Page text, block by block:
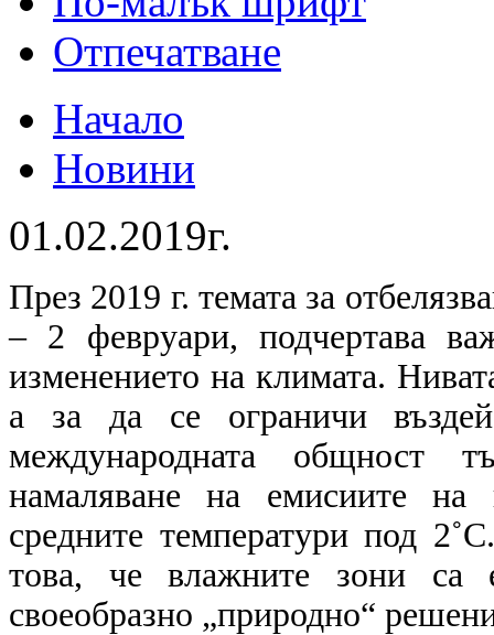
Отпечатване
Начало
Новини
01.02.2019г.
През 2019 г. темата за
– 2 февруари, подчертава
изменението на климата.
а за да се ограничи
международната общност
намаляване на емисиите на
средните температури под
това, че влажните зони са
своеобразно „природно“